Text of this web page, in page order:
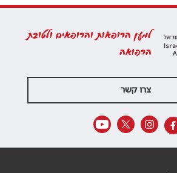
למען הרופאות והרופאים ולטובת
הרפואה
צרו קשר